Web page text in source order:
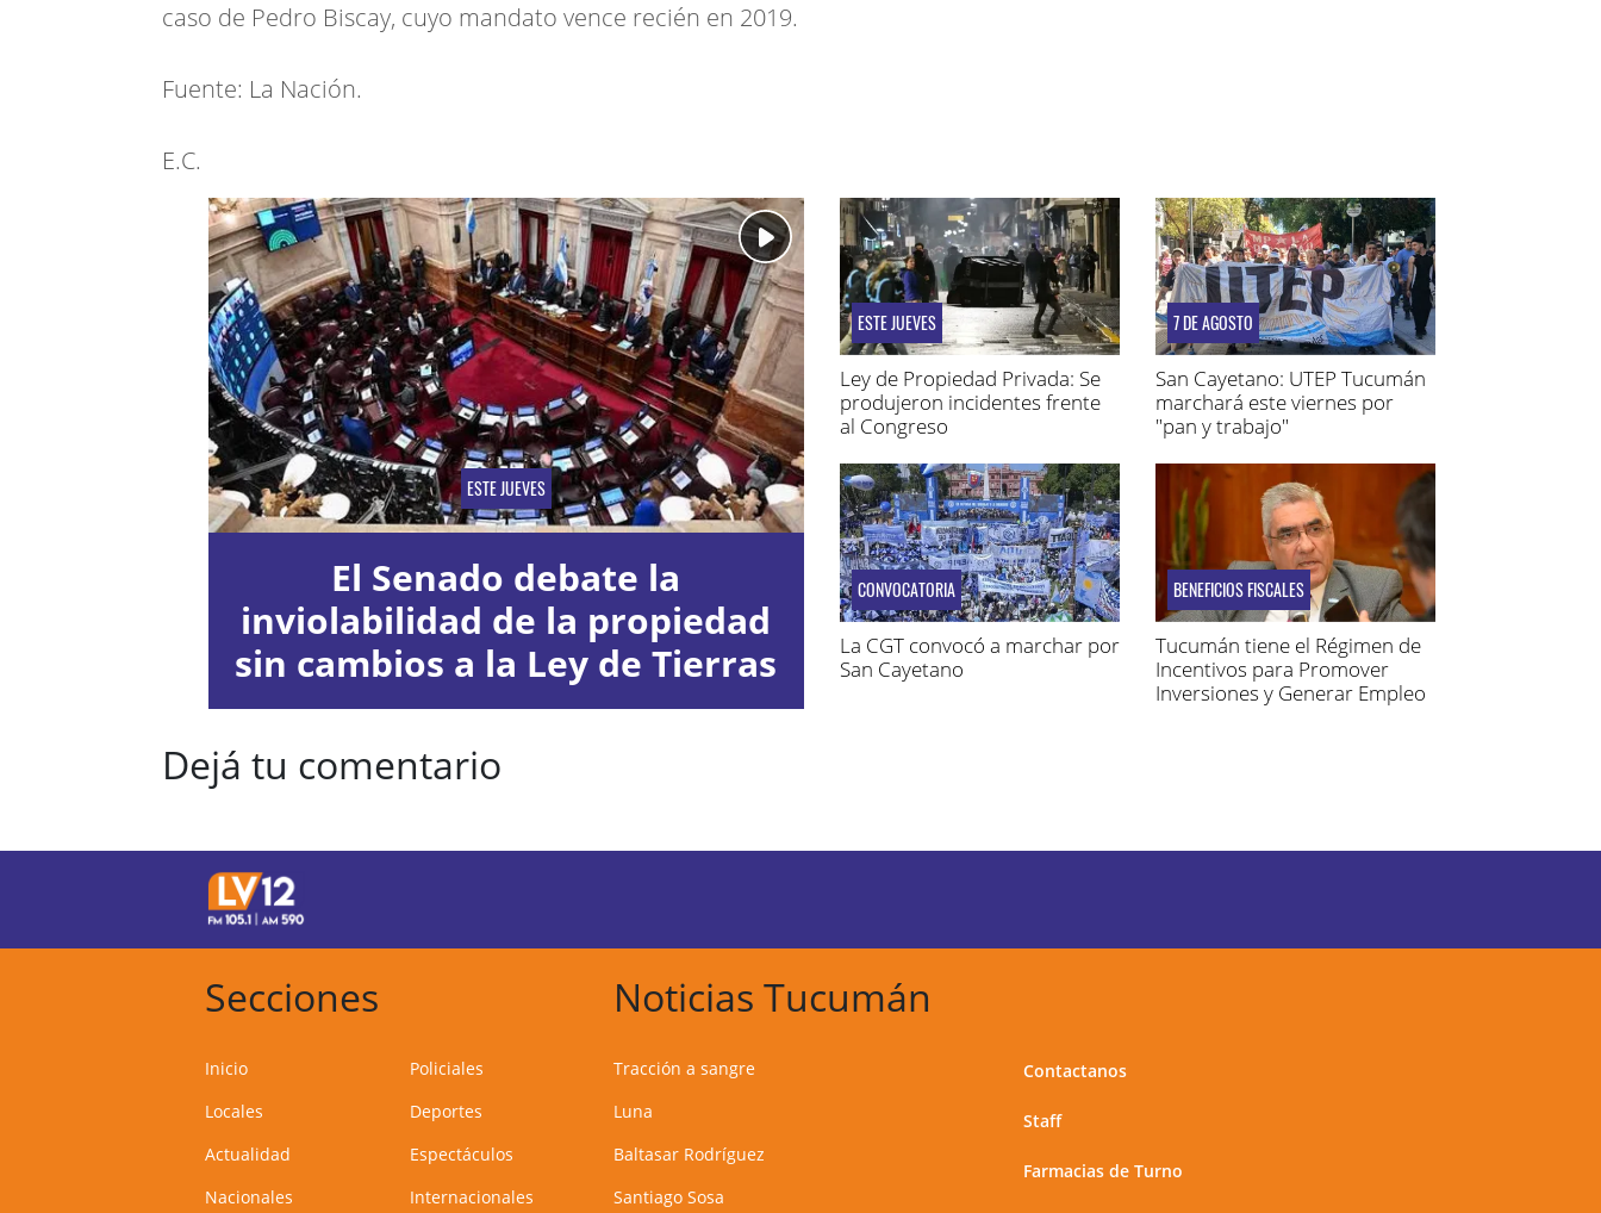
caso de Pedro Biscay, cuyo mandato vence recién en 2019.
Fuente: La Nación.
E.C.
ESTE JUEVES
El Senado debate la
inviolabilidad de la propiedad
sin cambios a la Ley de Tierras
ESTE JUEVES
Ley de Propiedad Privada: Se
produjeron incidentes frente
al Congreso
7 DE AGOSTO
San Cayetano: UTEP Tucumán
marchará este viernes por
"pan y trabajo"
CONVOCATORIA
La CGT convocó a marchar por
San Cayetano
BENEFICIOS FISCALES
Tucumán tiene el Régimen de
Incentivos para Promover
Inversiones y Generar Empleo
Dejá tu comentario
Secciones
Inicio
Locales
Actualidad
Nacionales
Policiales
Deportes
Espectáculos
Internacionales
Noticias Tucumán
Tracción a sangre
Luna
Baltasar Rodríguez
Santiago Sosa
Contactanos
Staff
Farmacias de Turno